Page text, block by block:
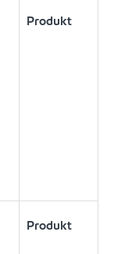
Produkt
Produkt